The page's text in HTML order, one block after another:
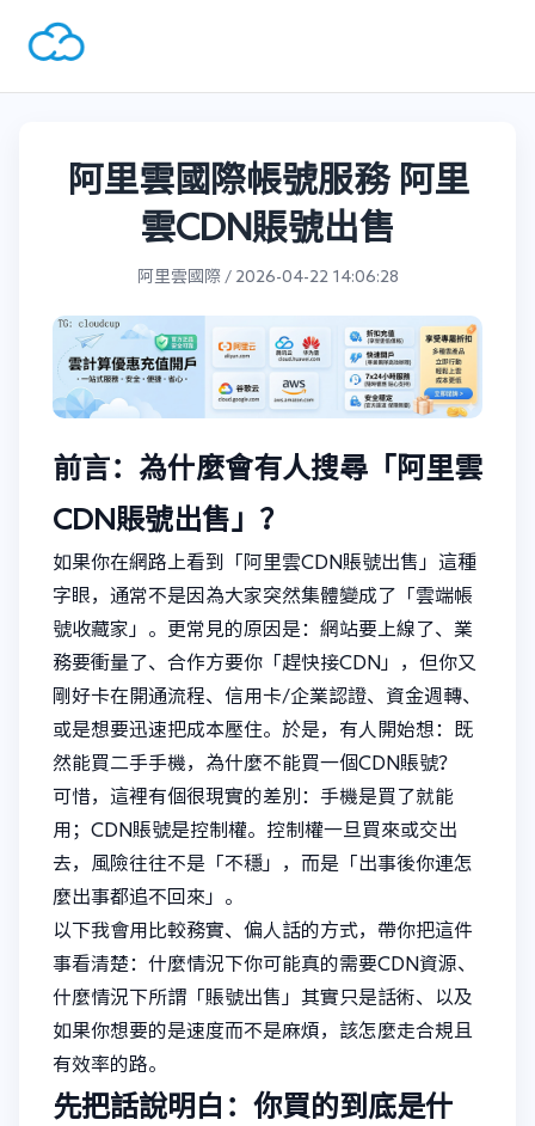
阿里雲國際帳號服務 阿里
雲CDN賬號出售
阿里雲國際 / 2026-04-22 14:06:28
前言：為什麼會有人搜尋「阿里雲
CDN賬號出售」？
如果你在網路上看到「阿里雲CDN賬號出售」這種
字眼，通常不是因為大家突然集體變成了「雲端帳
號收藏家」。更常見的原因是：網站要上線了、業
務要衝量了、合作方要你「趕快接CDN」，但你又
剛好卡在開通流程、信用卡/企業認證、資金週轉、
或是想要迅速把成本壓住。於是，有人開始想：既
然能買二手手機，為什麼不能買一個CDN賬號？
可惜，這裡有個很現實的差別：手機是買了就能
用；CDN賬號是控制權。控制權一旦買來或交出
去，風險往往不是「不穩」，而是「出事後你連怎
麼出事都追不回來」。
以下我會用比較務實、偏人話的方式，帶你把這件
事看清楚：什麼情況下你可能真的需要CDN資源、
什麼情況下所謂「賬號出售」其實只是話術、以及
如果你想要的是速度而不是麻煩，該怎麼走合規且
有效率的路。
先把話說明白：你買的到底是什